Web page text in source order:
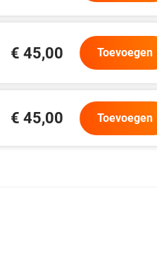
€ 45,00 Toevoegen
€ 45,00 Toevoegen